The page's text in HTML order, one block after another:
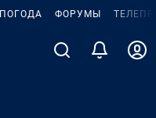
ПОГОДА ФОРУМЫ